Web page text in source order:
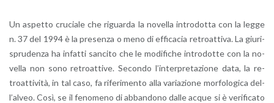
Un aspet­to cru­cia­le che ri­guar­da la no­vel­la in­tro­dot­ta con la legge
n. 37 del 1994 è la pre­sen­za o meno di ef­fi­ca­cia re­troat­ti­va. La giu­ri­
spru­den­za ha in­fat­ti san­ci­to che le mo­di­fi­che in­tro­dot­te con la no­
vel­la non sono re­troat­ti­ve. Se­con­do l’in­ter­pre­ta­zio­ne data, la re­
troat­ti­vi­tà, in tal caso, fa ri­fe­ri­men­to alla va­ria­zio­ne mor­fo­lo­gi­ca del­
l’al­veo. Così, se il fe­no­me­no di ab­ban­do­no dalle acque si è ve­ri­fi­ca­to